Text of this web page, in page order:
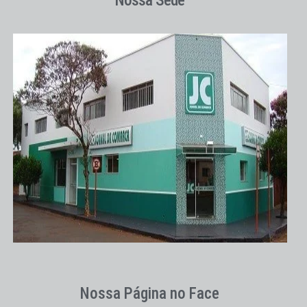
Nossa Página no Face